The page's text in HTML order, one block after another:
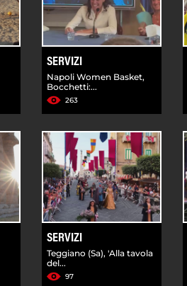
SERVIZI
Napoli Women Basket,
Bocchetti:...
263
SERVIZI
Teggiano (Sa), 'Alla tavola
del...
97